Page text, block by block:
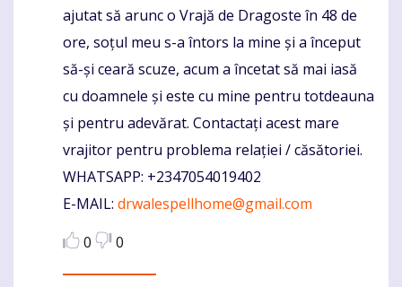
ajutat să arunc o Vrajă de Dragoste în 48 de
ore, soțul meu s-a întors la mine și a început
să-și ceară scuze, acum a încetat să mai iasă
cu doamnele și este cu mine pentru totdeauna
și pentru adevărat. Contactați acest mare
vrajitor pentru problema relației / căsătoriei.
WHATSAPP: +2347054019402
E-MAIL: drwalespellhome@gmail.com
0
0